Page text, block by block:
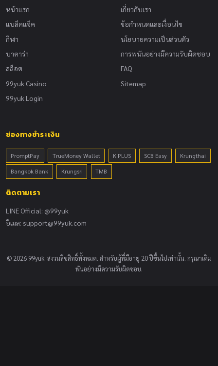
หน้าแรก
แบล็คแจ็ค
กีฬา
บาคาร่า
สล็อต
99yuk Casino
99yuk Login
เกี่ยวกับเรา
ข้อกำหนดและเงื่อนไข
นโยบายความเป็นส่วนตัว
การพนันอย่างมีความรับผิดชอบ
FAQ
Sitemap
ช่องทางชำระเงิน
PromptPay TrueMoney Wallet K PLUS SCB Easy Krungthai
Bangkok Bank Krungsri TMB
ติดตามเรา
LINE Official: @99yuk
อีเมล: support@99yuk.com
© 2026 99yuk. สงวนลิขสิทธิ์ทั้งหมด. สำหรับผู้ที่มีอายุ 20 ปีขึ้นไปเท่านั้น. กรุณาเดิม
พันอย่างมีความรับผิดชอบ.